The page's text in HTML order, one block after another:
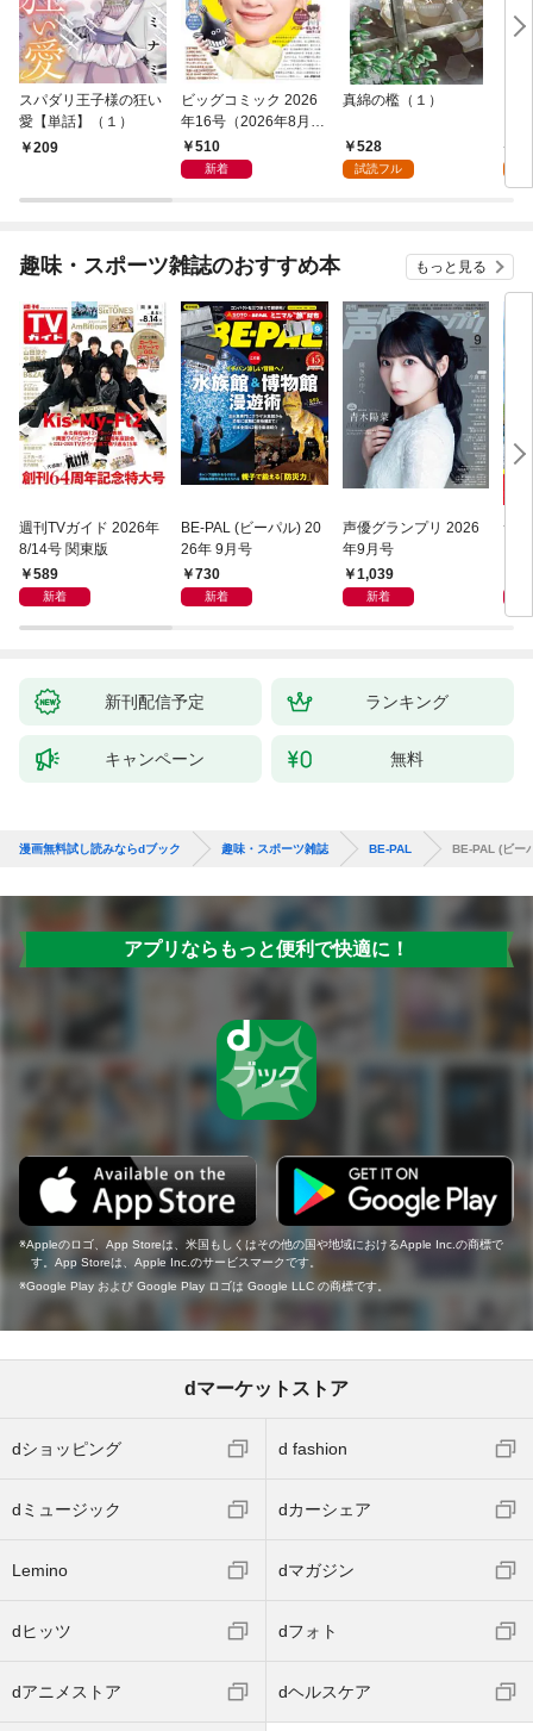
スパダリ王子様の狂い
愛【単話】（１）
209
ビッグコミック 2026
年16号（2026年8月7
日発売）
510
新着
真綿の檻（１）
528
試読フル
趣味・スポーツ雑誌のおすすめ本 もっと見る
週刊TVガイド 2026年
8/14号 関東版
589
新着
BE-PAL (ビーパル) 20
26年 9月号
730
新着
声優グランプリ 2026
年9月号
1,039
新着
サ
新刊配信予定 ランキング
キャンペーン 無料
漫画無料試し読みならdブック 趣味・スポーツ雑誌 BE-PAL BE-PAL (ビー
アプリならもっと便利で快適に！
Appleのロゴ、App Storeは、米国もしくはその他の国や地域におけるApple Inc.の商標で
す。App Storeは、Apple Inc.のサービスマークです。
Google Play および Google Play ロゴは Google LLC の商標です。
dマーケットストア
dショッピング d fashion
dミュージック dカーシェア
Lemino dマガジン
dヒッツ dフォト
dアニメストア dヘルスケア